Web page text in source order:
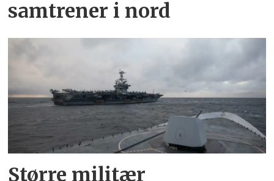
samtrener i nord
Større militær